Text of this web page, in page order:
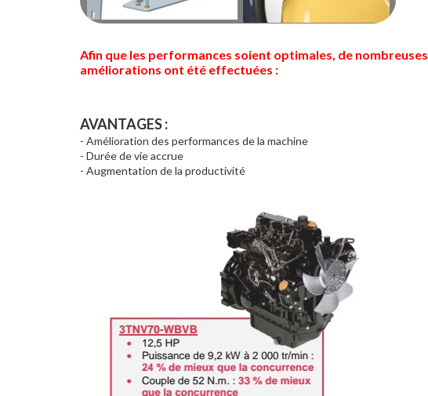
Afin que les performances soient optimales, de nombreuses
améliorations ont été effectuées :
AVANTAGES :
- Amélioration des performances de la machine
- Durée de vie accrue
- Augmentation de la productivité